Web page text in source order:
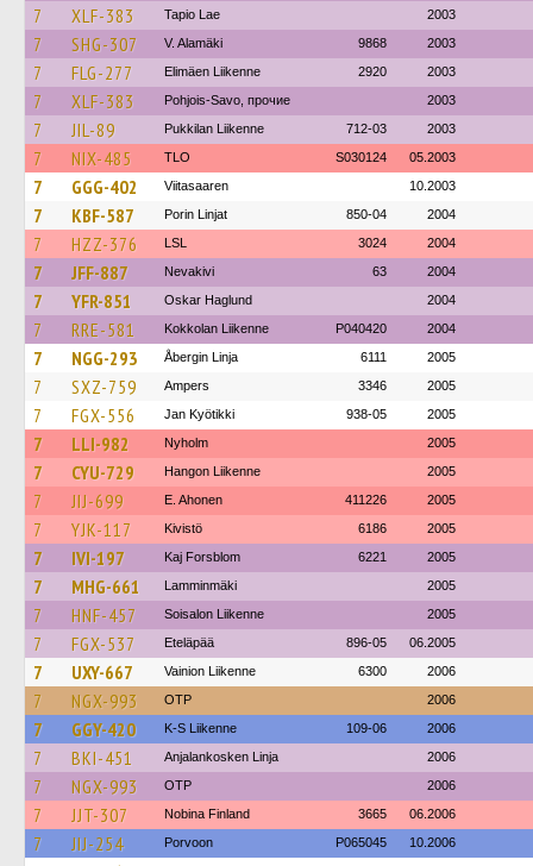
7 XLF-383 Tapio Lae 2003
7 SHG-307 V. Alamäki 9868 2003
7 FLG-277 Elimäen Liikenne 2920 2003
7 XLF-383 Pohjois-Savo, прочие 2003
7 JIL-89 Pukkilan Liikenne 712-03 2003
7 NIX-485 TLO S030124 05.2003
7 GGG-402 Viitasaaren 10.2003
7 KBF-587 Porin Linjat 850-04 2004
7 HZZ-376 LSL 3024 2004
7 JFF-887 Nevakivi 63 2004
7 YFR-851 Oskar Haglund 2004
7 RRE-581 Kokkolan Liikenne P040420 2004
7 NGG-293 Åbergin Linja 6111 2005
7 SXZ-759 Ampers 3346 2005
7 FGX-556 Jan Kyötikki 938-05 2005
7 LLI-982 Nyholm 2005
7 CYU-729 Hangon Liikenne 2005
7 JIJ-699 E. Ahonen 411226 2005
7 YJK-117 Kivistö 6186 2005
7 IVI-197 Kaj Forsblom 6221 2005
7 MHG-661 Lamminmäki 2005
7 HNF-457 Soisalon Liikenne 2005
7 FGX-537 Eteläpää 896-05 06.2005
7 UXY-667 Vainion Liikenne 6300 2006
7 NGX-993 OTP 2006
7 GGY-420 K-S Liikenne 109-06 2006
7 BKI-451 Anjalankosken Linja 2006
7 NGX-993 OTP 2006
7 JJT-307 Nobina Finland 3665 06.2006
7 JIJ-254 Porvoon P065045 10.2006